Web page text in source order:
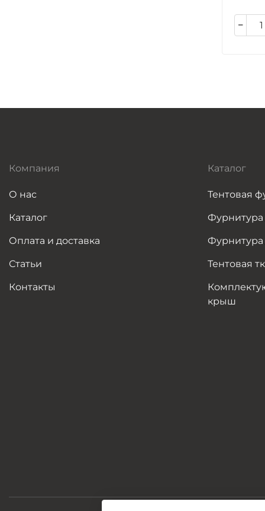
Компания
О нас
Каталог
Оплата и доставка
Статьи
Контакты
Каталог
Тентовая
Фурнитура
Фурнитура
Тентовая
крыш